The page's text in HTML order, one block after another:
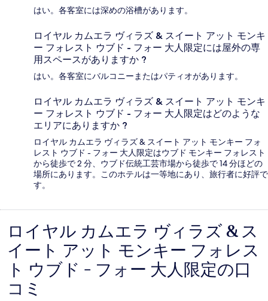
はい。各客室には深めの浴槽があります。
ロイヤル カムエラ ヴィラズ & スイート アット モンキ
ー フォレスト ウブド - フォー 大人限定には屋外の専
用スペースがありますか ?
はい。各客室にバルコニーまたはパティオがあります。
ロイヤル カムエラ ヴィラズ & スイート アット モンキ
ー フォレスト ウブド - フォー 大人限定はどのような
エリアにありますか ?
ロイヤル カムエラ ヴィラズ & スイート アット モンキー フォ
レスト ウブド - フォー 大人限定はウブド モンキー フォレスト
から徒歩で 2 分、ウブド伝統工芸市場から徒歩で 14 分ほどの
場所にあります。このホテルは一等地にあり、旅行者に好評で
す。
口
コ
ミ
ロイヤル カムエラ ヴィラズ & ス
イート アット モンキー フォレス
ト ウブド - フォー 大人限定の口
コミ